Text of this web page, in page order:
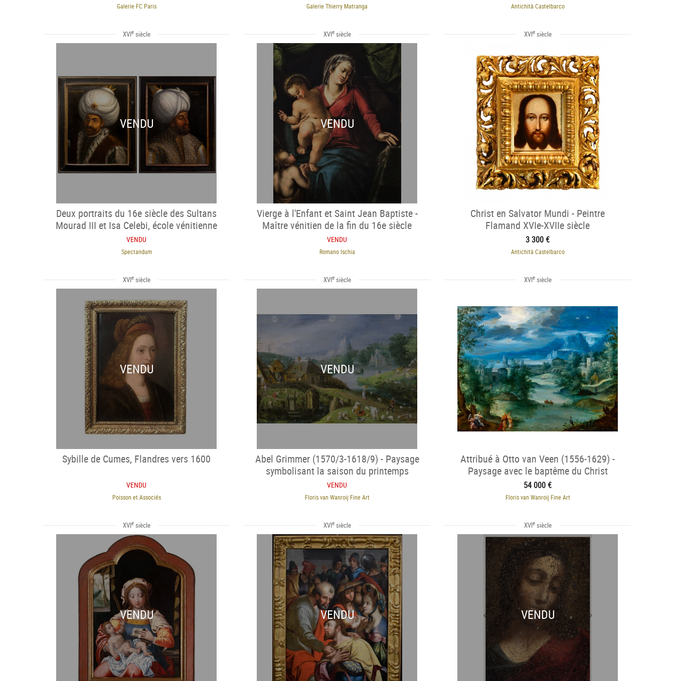
Galerie FC Paris Galerie Thierry Matranga Antichità Castelbarco
XVIesiècle
VENDU
Deux portraits du 16e siècle des Sultans
Mourad III et Isa Celebi, école vénitienne
VENDU
Spectandum
XVIesiècle
VENDU
Vierge à l'Enfant et Saint Jean Baptiste -
Maître vénitien de la fin du 16e siècle
VENDU
Romano Ischia
XVIesiècle
Christ en Salvator Mundi - Peintre
Flamand XVIe-XVIIe siècle
3 300 €
Antichità Castelbarco
XVIesiècle
VENDU
Sybille de Cumes, Flandres vers 1600
VENDU
Poisson et Associés
XVIesiècle
VENDU
Abel Grimmer (1570/3-1618/9) - Paysage
symbolisant la saison du printemps
VENDU
Floris van Wanroij Fine Art
XVIesiècle
Attribué à Otto van Veen (1556-1629) -
Paysage avec le baptême du Christ
54 000 €
Floris van Wanroij Fine Art
XVIesiècle
VENDU
XVIesiècle
VENDU
XVIesiècle
VENDU